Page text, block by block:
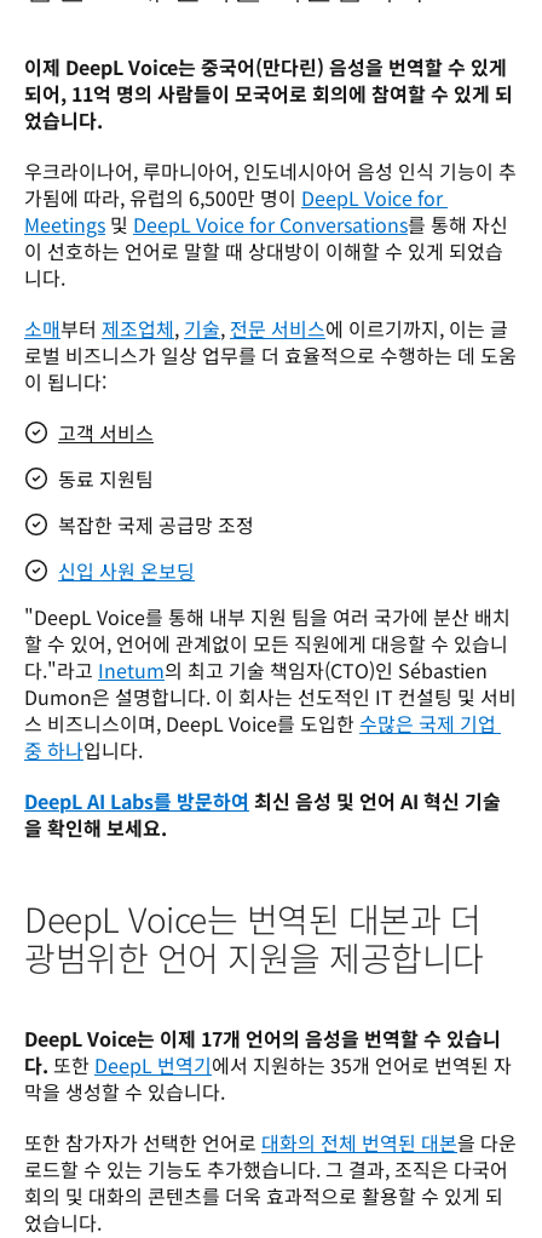
이제 DeepL Voice는 중국어(만다린) 음성을 번역할 수 있게
되어, 11억 명의 사람들이 모국어로 회의에 참여할 수 있게 되
었습니다.
우크라이나어, 루마니아어, 인도네시아어 음성 인식 기능이 추
가됨에 따라, 유럽의 6,500만 명이 DeepL Voice for
Meetings 및 DeepL Voice for Conversations를 통해 자신
이 선호하는 언어로 말할 때 상대방이 이해할 수 있게 되었습
니다.
소매부터 제조업체, 기술, 전문 서비스에 이르기까지, 이는 글
로벌 비즈니스가 일상 업무를 더 효율적으로 수행하는 데 도움
이 됩니다:
고객 서비스
동료 지원팀
복잡한 국제 공급망 조정
신입 사원 온보딩
"DeepL Voice를 통해 내부 지원 팀을 여러 국가에 분산 배치
할 수 있어, 언어에 관계없이 모든 직원에게 대응할 수 있습니
다."라고 Inetum의 최고 기술 책임자(CTO)인 Sébastien
Dumon은 설명합니다. 이 회사는 선도적인 IT 컨설팅 및 서비
스 비즈니스이며, DeepL Voice를 도입한 수많은 국제 기업
중 하나입니다.
DeepL AI Labs를 방문하여 최신 음성 및 언어 AI 혁신 기술
을 확인해 보세요.
DeepL Voice는 번역된 대본과 더
광범위한 언어 지원을 제공합니다
DeepL Voice는 이제 17개 언어의 음성을 번역할 수 있습니
다. 또한 DeepL 번역기에서 지원하는 35개 언어로 번역된 자
막을 생성할 수 있습니다.
또한 참가자가 선택한 언어로 대화의 전체 번역된 대본을 다운
로드할 수 있는 기능도 추가했습니다. 그 결과, 조직은 다국어
회의 및 대화의 콘텐츠를 더욱 효과적으로 활용할 수 있게 되
었습니다.